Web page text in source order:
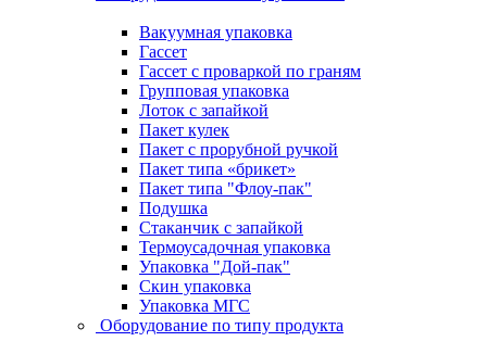
Вакуумная упаковка
Гассет
Гассет с проваркой по граням
Групповая упаковка
Лоток с запайкой
Пакет кулек
Пакет с прорубной ручкой
Пакет типа «брикет»
Пакет типа "Флоу-пак"
Подушка
Стаканчик с запайкой
Термоусадочная упаковка
Упаковка "Дой-пак"
Скин упаковка
Упаковка МГС
Оборудование по типу продукта